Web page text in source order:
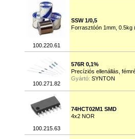
100.220.61
SSW 1/0,5
Forrasztóón 1mm, 0.5kg
100.271.82
576R 0,1%
Precíziós ellenállás,
Gyártó: SYNTON
100.215.63
74HCT02M1 SMD
4x2 NOR